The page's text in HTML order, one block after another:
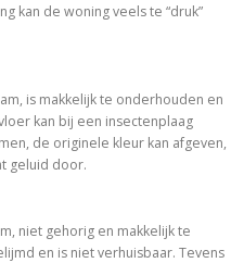
kan de woning veels te “druk”
is makkelijk te onderhouden en
kan bij een insectenplaag
de originele kleur kan afgeven,
geluid door.
niet gehorig en makkelijk te
en is niet verhuisbaar. Tevens